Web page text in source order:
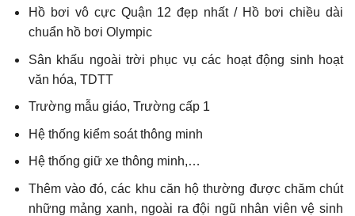
Hồ bơi vô cực Quận 12 đẹp nhất / Hồ bơi chiều dài
chuẩn hồ bơi Olympic
Sân khấu ngoài trời phục vụ các hoạt động sinh hoạt
văn hóa, TDTT
Trường mẫu giáo, Trường cấp 1
Hệ thống kiểm soát thông minh
Hệ thống giữ xe thông minh,…
Thêm vào đó, các khu căn hộ thường được chăm chút
những mảng xanh, ngoài ra đội ngũ nhân viên vệ sinh